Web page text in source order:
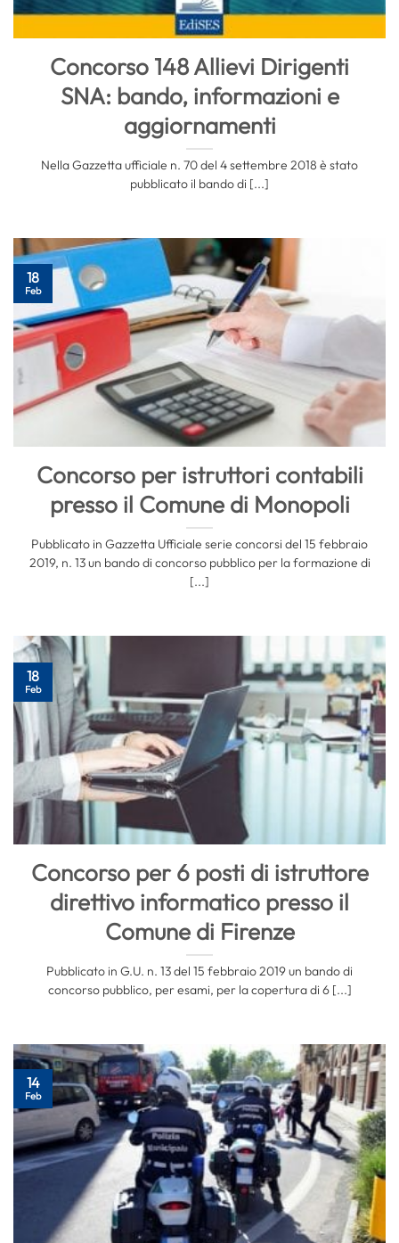
Concorso 148 Allievi Dirigenti
SNA: bando, informazioni e
aggiornamenti
Nella Gazzetta ufficiale n. 70 del 4 settembre 2018 è stato
pubblicato il bando di [...]
Concorso per istruttori contabili
presso il Comune di Monopoli
Pubblicato in Gazzetta Ufficiale serie concorsi del 15 febbraio
2019, n. 13 un bando di concorso pubblico per la formazione di
[...]
18
Feb
Concorso per 6 posti di istruttore
direttivo informatico presso il
Comune di Firenze
Pubblicato in G.U. n. 13 del 15 febbraio 2019 un bando di
concorso pubblico, per esami, per la copertura di 6 [...]
18
Feb
14
Feb